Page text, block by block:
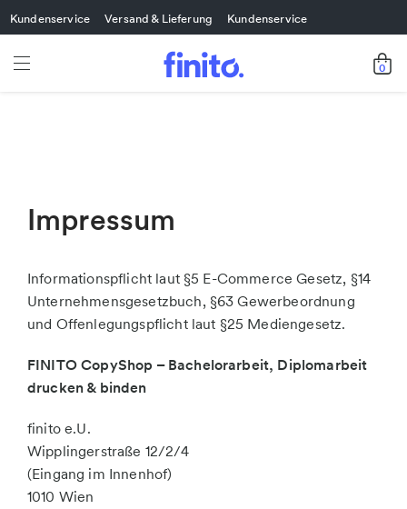
Kundenservice Versand & Lieferung Kundenservice
0
Impressum
Informationspflicht laut §5 E-Commerce Gesetz, §14
Unternehmensgesetzbuch, §63 Gewerbeordnung
und Offenlegungspflicht laut §25 Mediengesetz.
FINITO CopyShop – Bachelorarbeit, Diplomarbeit
drucken & binden
finito e.U.
Wipplingerstraße 12/2/4
(Eingang im Innenhof)
1010 Wien